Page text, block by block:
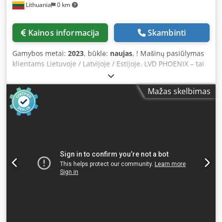
software incl. post-processor
Lithuania 0 km
Kainos informacija Skambinti
Gamybos metai: 2023, būklė: naujas, ! Mašinų pasiūlymas
klientams Lietuvoje / Latvijoje / Estijoje. LVD PHOENIX – tai
šviesolaidinis lazerinio pjovimo įrenginys, kuris išsiskiria
dideliu dinamizmu ir lankstumu pjaunant storas
medžiagas. PHOENIX gali būti kelių dydžių: 3 m x 1,5 m, 4
m x 2 m ir 6 m x 2 m. Lazerio galingumas – nuo 4 kW iki 20
kW. Standartinėje komplektacijoje įranga turi automatinį
dujų pasirinkimą (deguonis, azotas, suslėgtas oras),
šaldytuvą ir dūmų ištraukimo sistemą, SIEMENS valdymo
pultą. PHOENIX lazeriniai pjovimo įrenginiai suderinami su
Mažas skelbimas